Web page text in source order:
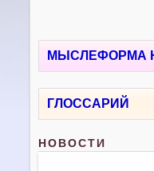
МЫСЛЕФОРМА
ГЛОССАРИЙ
НОВОСТИ